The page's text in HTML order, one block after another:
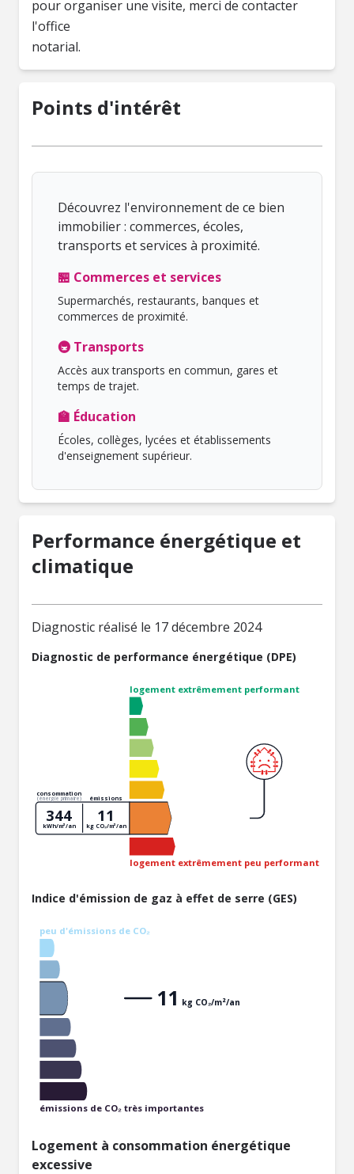
pour organiser une visite, merci de contacter
l'office
notarial.
Points d'intérêt
Découvrez l'environnement de ce bien
immobilier : commerces, écoles,
transports et services à proximité.
🏪 Commerces et services
Supermarchés, restaurants, banques et
commerces de proximité.
🚇 Transports
Accès aux transports en commun, gares et
temps de trajet.
🏫 Éducation
Écoles, collèges, lycées et établissements
d'enseignement supérieur.
Performance énergétique et
climatique
Diagnostic réalisé le 17 décembre 2024
Diagnostic de performance énergétique (DPE)
logement extrêmement performant
logement extrêmement peu performant
consommation
(énergie primaire) émissions
344
kWh/m²/an
11
kg CO₂/m²/an
Indice d'émission de gaz à effet de serre (GES)
peu d'émissions de CO₂
émissions de CO₂ très importantes
11 kg CO₂/m²/an
Logement à consommation énergétique
excessive